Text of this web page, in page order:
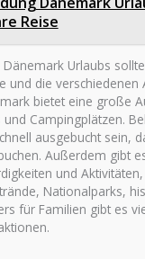
Reise
Urlaubs
und die verschiedenen
bietet eine große
Campingplätzen.
ausgebucht sein,
Außerdem gibt
und
Nationalparks,
für Familien gibt es